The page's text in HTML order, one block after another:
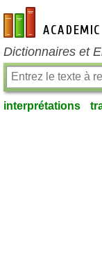
fr-academic.com
Dictionnaires et
interprétations